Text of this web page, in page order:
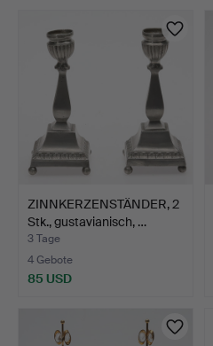
ZINNKERZENSTÄNDER, 2
Stk., gustavianisch, …
3 Tage
4 Gebote
85 USD